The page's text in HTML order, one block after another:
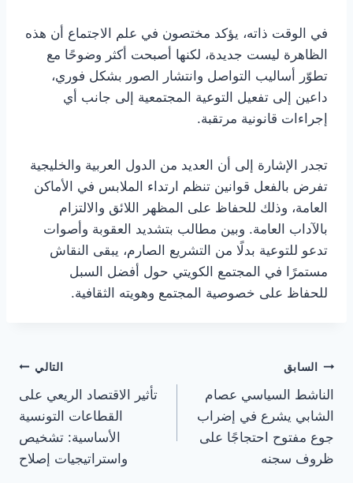
في الوقت ذاته، يؤكد مختصون في علم الاجتماع أن هذه
الظاهرة ليست جديدة، لكنها أصبحت أكثر وضوحًا مع
تطوّر أساليب التواصل وانتشار الصور بشكل فوري،
داعين إلى تفعيل التوعية المجتمعية إلى جانب أي
إجراءات قانونية مرتقبة.
تجدر الإشارة إلى أن العديد من الدول العربية والخليجية
تفرض بالفعل قوانين تنظم ارتداء الملابس في الأماكن
العامة، وذلك للحفاظ على المظهر اللائق والالتزام
بالآداب العامة. وبين مطالب بتشديد العقوبة وأصوات
تدعو للتوعية بدلًا من التشريع الصارم، يبقى النقاش
مستمرًا في المجتمع الكويتي حول أفضل السبل
للحفاظ على خصوصية المجتمع وهويته الثقافية.
تصفّح
المقالات
السابق
الناشط السياسي عصام
الشابي يشرع في إضراب
جوع مفتوح احتجاجًا على
ظروف سجنه
التالي
تأثير الاقتصاد الريعي على
القطاعات التونسية
الأساسية: تشخيص
واستراتيجيات إصلاح